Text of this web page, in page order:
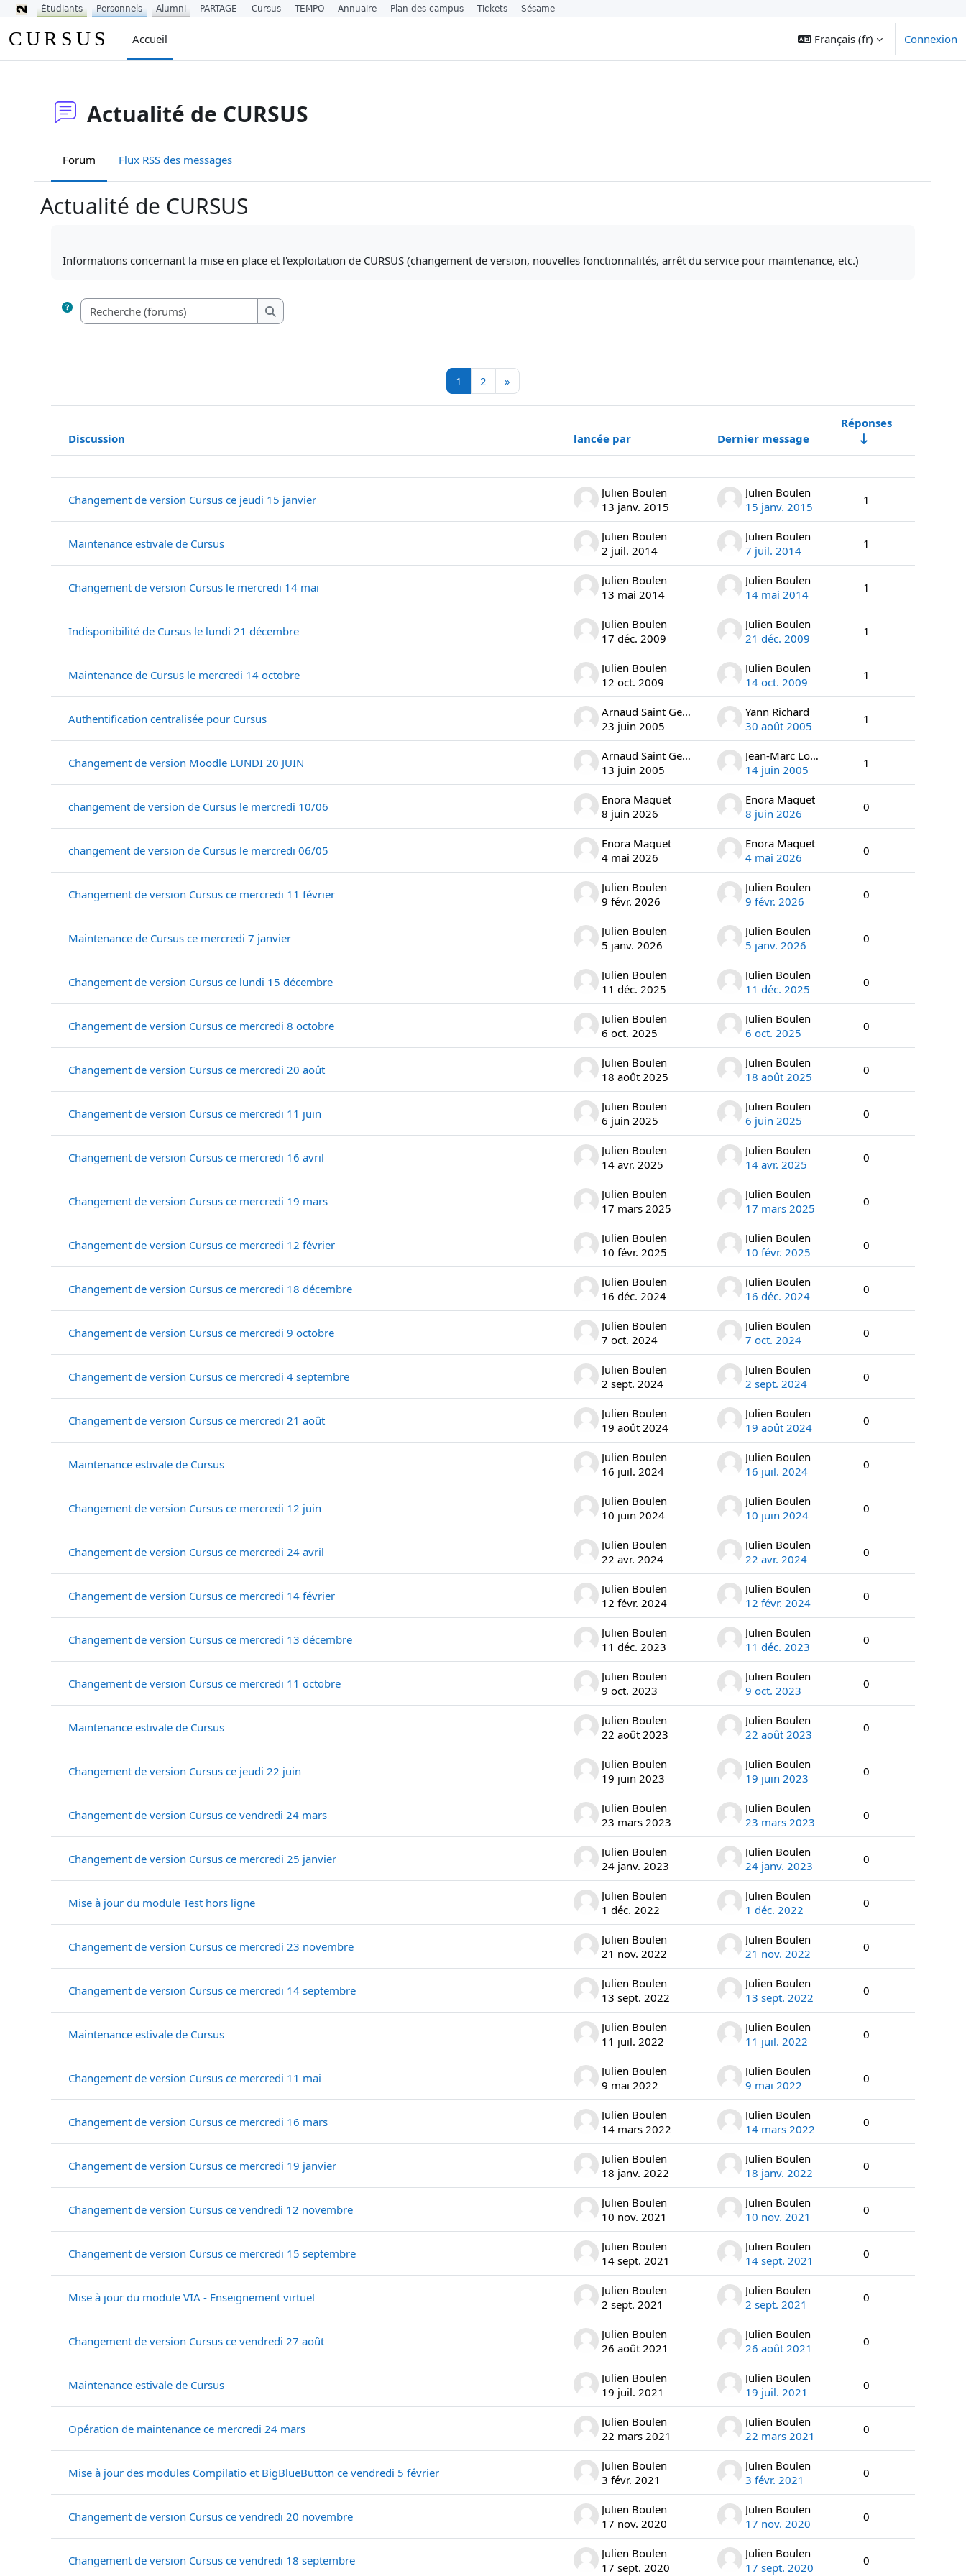
CURSUS Accueil Français ‎(fr)‎ Connexion
Actualité de CURSUS
Forum Flux RSS des messages
Actualité de CURSUS
Informations concernant la mise en place et l'exploitation de CURSUS (changement de version, nouvelles fonctionnalités, arrêt du service pour maintenance, etc.)
Recherche (forums)
Recherche (forums)
1 Page 1
2 Page 2
»
Statut
Discussion lancée par Dernier message
Réponses
Actions
Changement de version Cursus ce jeudi 15 janvier
Julien Boulen
13 janv. 2015
Julien Boulen
15 janv. 2015
1
Maintenance estivale de Cursus
Julien Boulen
2 juil. 2014
Julien Boulen
7 juil. 2014
1
Changement de version Cursus le mercredi 14 mai
Julien Boulen
13 mai 2014
Julien Boulen
14 mai 2014
1
Indisponibilité de Cursus le lundi 21 décembre
Julien Boulen
17 déc. 2009
Julien Boulen
21 déc. 2009
1
Maintenance de Cursus le mercredi 14 octobre
Julien Boulen
12 oct. 2009
Julien Boulen
14 oct. 2009
1
Authentification centralisée pour Cursus
Arnaud Saint Georges
23 juin 2005
Yann Richard
30 août 2005
1
Changement de version Moodle LUNDI 20 JUIN
Arnaud Saint Georges
13 juin 2005
Jean-Marc Loisil
14 juin 2005
1
changement de version de Cursus le mercredi 10/06
Enora Maguet
8 juin 2026
Enora Maguet
8 juin 2026
0
changement de version de Cursus le mercredi 06/05
Enora Maguet
4 mai 2026
Enora Maguet
4 mai 2026
0
Changement de version Cursus ce mercredi 11 février
Julien Boulen
9 févr. 2026
Julien Boulen
9 févr. 2026
0
Maintenance de Cursus ce mercredi 7 janvier
Julien Boulen
5 janv. 2026
Julien Boulen
5 janv. 2026
0
Changement de version Cursus ce lundi 15 décembre
Julien Boulen
11 déc. 2025
Julien Boulen
11 déc. 2025
0
Changement de version Cursus ce mercredi 8 octobre
Julien Boulen
6 oct. 2025
Julien Boulen
6 oct. 2025
0
Changement de version Cursus ce mercredi 20 août
Julien Boulen
18 août 2025
Julien Boulen
18 août 2025
0
Changement de version Cursus ce mercredi 11 juin
Julien Boulen
6 juin 2025
Julien Boulen
6 juin 2025
0
Changement de version Cursus ce mercredi 16 avril
Julien Boulen
14 avr. 2025
Julien Boulen
14 avr. 2025
0
Changement de version Cursus ce mercredi 19 mars
Julien Boulen
17 mars 2025
Julien Boulen
17 mars 2025
0
Changement de version Cursus ce mercredi 12 février
Julien Boulen
10 févr. 2025
Julien Boulen
10 févr. 2025
0
Changement de version Cursus ce mercredi 18 décembre
Julien Boulen
16 déc. 2024
Julien Boulen
16 déc. 2024
0
Changement de version Cursus ce mercredi 9 octobre
Julien Boulen
7 oct. 2024
Julien Boulen
7 oct. 2024
0
Changement de version Cursus ce mercredi 4 septembre
Julien Boulen
2 sept. 2024
Julien Boulen
2 sept. 2024
0
Changement de version Cursus ce mercredi 21 août
Julien Boulen
19 août 2024
Julien Boulen
19 août 2024
0
Maintenance estivale de Cursus
Julien Boulen
16 juil. 2024
Julien Boulen
16 juil. 2024
0
Changement de version Cursus ce mercredi 12 juin
Julien Boulen
10 juin 2024
Julien Boulen
10 juin 2024
0
Changement de version Cursus ce mercredi 24 avril
Julien Boulen
22 avr. 2024
Julien Boulen
22 avr. 2024
0
Changement de version Cursus ce mercredi 14 février
Julien Boulen
12 févr. 2024
Julien Boulen
12 févr. 2024
0
Changement de version Cursus ce mercredi 13 décembre
Julien Boulen
11 déc. 2023
Julien Boulen
11 déc. 2023
0
Changement de version Cursus ce mercredi 11 octobre
Julien Boulen
9 oct. 2023
Julien Boulen
9 oct. 2023
0
Maintenance estivale de Cursus
Julien Boulen
22 août 2023
Julien Boulen
22 août 2023
0
Changement de version Cursus ce jeudi 22 juin
Julien Boulen
19 juin 2023
Julien Boulen
19 juin 2023
0
Changement de version Cursus ce vendredi 24 mars
Julien Boulen
23 mars 2023
Julien Boulen
23 mars 2023
0
Changement de version Cursus ce mercredi 25 janvier
Julien Boulen
24 janv. 2023
Julien Boulen
24 janv. 2023
0
Mise à jour du module Test hors ligne
Julien Boulen
1 déc. 2022
Julien Boulen
1 déc. 2022
0
Changement de version Cursus ce mercredi 23 novembre
Julien Boulen
21 nov. 2022
Julien Boulen
21 nov. 2022
0
Changement de version Cursus ce mercredi 14 septembre
Julien Boulen
13 sept. 2022
Julien Boulen
13 sept. 2022
0
Maintenance estivale de Cursus
Julien Boulen
11 juil. 2022
Julien Boulen
11 juil. 2022
0
Changement de version Cursus ce mercredi 11 mai
Julien Boulen
9 mai 2022
Julien Boulen
9 mai 2022
0
Changement de version Cursus ce mercredi 16 mars
Julien Boulen
14 mars 2022
Julien Boulen
14 mars 2022
0
Changement de version Cursus ce mercredi 19 janvier
Julien Boulen
18 janv. 2022
Julien Boulen
18 janv. 2022
0
Changement de version Cursus ce vendredi 12 novembre
Julien Boulen
10 nov. 2021
Julien Boulen
10 nov. 2021
0
Changement de version Cursus ce mercredi 15 septembre
Julien Boulen
14 sept. 2021
Julien Boulen
14 sept. 2021
0
Mise à jour du module VIA - Enseignement virtuel
Julien Boulen
2 sept. 2021
Julien Boulen
2 sept. 2021
0
Changement de version Cursus ce vendredi 27 août
Julien Boulen
26 août 2021
Julien Boulen
26 août 2021
0
Maintenance estivale de Cursus
Julien Boulen
19 juil. 2021
Julien Boulen
19 juil. 2021
0
Opération de maintenance ce mercredi 24 mars
Julien Boulen
22 mars 2021
Julien Boulen
22 mars 2021
0
Mise à jour des modules Compilatio et BigBlueButton ce vendredi 5 février
Julien Boulen
3 févr. 2021
Julien Boulen
3 févr. 2021
0
Changement de version Cursus ce vendredi 20 novembre
Julien Boulen
17 nov. 2020
Julien Boulen
17 nov. 2020
0
Changement de version Cursus ce vendredi 18 septembre
Julien Boulen
17 sept. 2020
Julien Boulen
17 sept. 2020
0
Étudiants Personnels Alumni PARTAGE Cursus TEMPO Annuaire Plan des campus Tickets Sésame